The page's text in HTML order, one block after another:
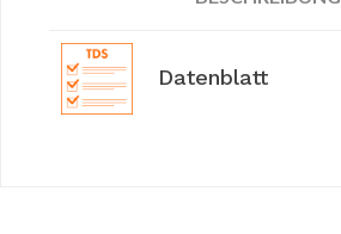
Datenblatt